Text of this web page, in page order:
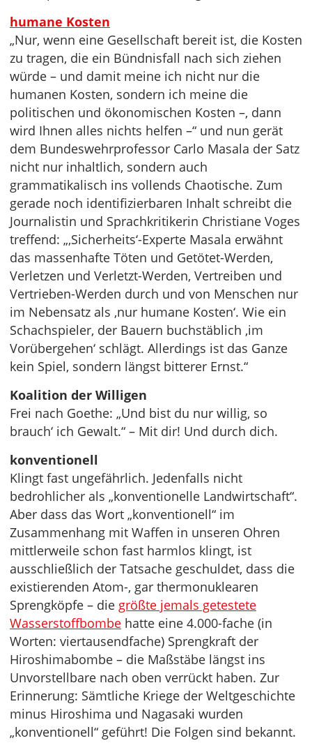
humane Kosten
„Nur, wenn eine Gesellschaft bereit ist, die Kosten
zu tragen, die ein Bündnisfall nach sich ziehen
würde – und damit meine ich nicht nur die
humanen Kosten, sondern ich meine die
politischen und ökonomischen Kosten –, dann
wird Ihnen alles nichts helfen –“ und nun gerät
dem Bundeswehrprofessor Carlo Masala der Satz
nicht nur inhaltlich, sondern auch
grammatikalisch ins vollends Chaotische. Zum
gerade noch identifizierbaren Inhalt schreibt die
Journalistin und Sprachkritikerin Christiane Voges
treffend: „‚Sicherheits‘-Experte Masala erwähnt
das massenhafte Töten und Getötet-Werden,
Verletzen und Verletzt-Werden, Vertreiben und
Vertrieben-Werden durch und von Menschen nur
im Nebensatz als ‚nur humane Kosten‘. Wie ein
Schachspieler, der Bauern buchstäblich ‚im
Vorübergehen‘ schlägt. Allerdings ist das Ganze
kein Spiel, sondern längst bitterer Ernst.“
Koalition der Willigen
Frei nach Goethe: „Und bist du nur willig, so
brauch‘ ich Gewalt.“ – Mit dir! Und durch dich.
konventionell
Klingt fast ungefährlich. Jedenfalls nicht
bedrohlicher als „konventionelle Landwirtschaft“.
Aber dass das Wort „konventionell“ im
Zusammenhang mit Waffen in unseren Ohren
mittlerweile schon fast harmlos klingt, ist
ausschließlich der Tatsache geschuldet, dass die
existierenden Atom-, gar thermonuklearen
Sprengköpfe – die größte jemals getestete
Wasserstoffbombe hatte eine 4.000-fache (in
Worten: viertausendfache) Sprengkraft der
Hiroshimabombe – die Maßstäbe längst ins
Unvorstellbare nach oben verrückt haben. Zur
Erinnerung: Sämtliche Kriege der Weltgeschichte
minus Hiroshima und Nagasaki wurden
„konventionell“ geführt! Die Folgen sind bekannt.